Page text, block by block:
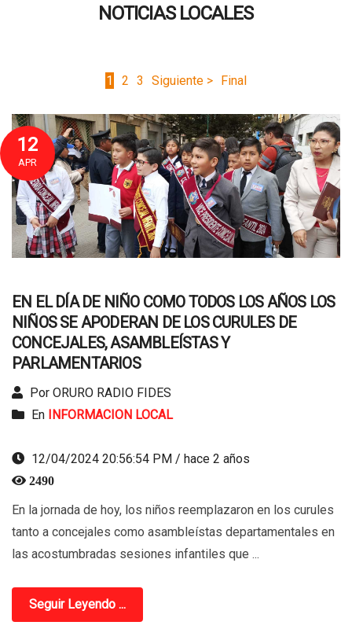
NOTICIAS LOCALES
1 2 3 Siguiente > Final
12
APR
EN EL DÍA DE NIÑO COMO TODOS LOS AÑOS LOS
NIÑOS SE APODERAN DE LOS CURULES DE
CONCEJALES, ASAMBLEÍSTAS Y
PARLAMENTARIOS
Por ORURO RADIO FIDES
En INFORMACION LOCAL
12/04/2024 20:56:54 PM / hace 2 años
2490
En la jornada de hoy, los niños reemplazaron en los curules
tanto a concejales como asambleístas departamentales en
las acostumbradas sesiones infantiles que ...
Seguir Leyendo ...